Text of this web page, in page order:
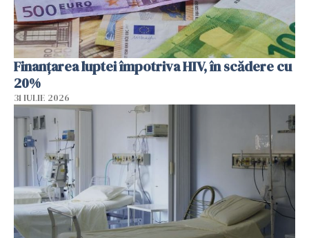
Finanțarea luptei împotriva HIV, în scădere cu
20%
31 IULIE 2026